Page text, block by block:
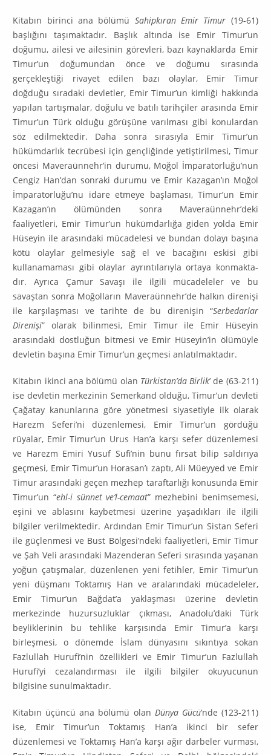
Kitabın birinci ana bölümü Sahipkıran Emir Timur (19-61)
başlığını taşı­mak­tadır. Başlık altında ise Emir Timur’un
doğumu, ailesi ve ailesinin görev­leri, bazı kaynaklarda Emir
Timur’un doğumundan önce ve doğumu sırasında
gerçekleş­tiği rivayet edilen bazı olaylar, Emir Timur
doğduğu sıradaki devletler, Emir Ti­mur’un kimliği hakkında
yapılan tartışmalar, doğulu ve batılı tarihçiler arasında Emir
Timur’un Türk olduğu görüşüne varılması gibi konu­lardan
söz edilmektedir. Daha sonra sırasıyla Emir Timur’un
hükümdarlık tecrübesi için gençliğinde yetiş­tirilmesi, Timur
öncesi Maveraünnehr’in du­rumu, Moğol İmparatorluğu’nun
Cen­giz Han’dan sonraki durumu ve Emir Kazagan’ın Moğol
İmparatorluğu’nu ida­re etmeye başlaması, Timur’un Emir
Kazagan’ın ölümünden sonra Mavera­ün­nehr’deki
faaliyetleri, Emir Timur’un hükümdarlığa giden yolda Emir
Hüseyin ile arasındaki mücadelesi ve bundan dolayı başına
kötü olaylar gelmesiyle sağ el ve bacağını eskisi gibi
kullanama­ması gibi olaylar ayrıntılarıyla ortaya konmakta­
dır. Ayrıca Çamur Savaşı ile ilgili mücadeleler ve bu
savaştan sonra Moğolların Ma­veraünnehr’de halkın direnişi
ile karşılaşması ve tarihte de bu direnişin “Serbedar­lar
Direnişi” ola­rak bilinmesi, Emir Timur ile Emir Hüseyin
arasındaki dostluğun bit­mesi ve Emir Hüseyin’in ölümüyle
devletin başına Emir Timur’un geçmesi anlatıl­maktadır.
Kitabın ikinci ana bölümü olan Türkistan’da Birlik’ de (63-211)
ise devletin merkezinin Semerkand olduğu, Timur’un devleti
Çağatay kanunlarına göre yönetmesi siyasetiyle ilk olarak
Harezm Seferi’ni düzenlemesi, Emir Timur’un gör­düğü
rüyalar, Emir Timur’un Urus Han’a karşı sefer düzenlemesi
ve Ha­rezm Emiri Yusuf Sufi’nin bunu fırsat bilip saldırıya
geçmesi, Emir Timur’un Horasan’ı zaptı, Ali Müeyyed ve Emir
Timur arasındaki geçen mezhep taraf­tarlığı konusun­da Emir
Timur’un “ehl-i sünnet ve’l-cemaat” mezhebini be­nim­semesi,
eşini ve ablasını kaybetmesi üzerine yaşadıkları ile ilgili
bilgiler verilmektedir. Ardından Emir Timur’un Sistan Seferi
ile güçlenmesi ve Bust Bölgesi’ndeki faaliyetleri, Emir Timur
ve Şah Veli arasındaki Mazenderan Seferi sırasında yaşanan
yoğun çatış­malar, düzenlenen yeni fetihler, Emir Timur’un
yeni düşmanı Toktamış Han ve aralarındaki mücadeleler,
Emir Ti­mur’un Bağdat’a yaklaşması üzerine devletin
merkezinde huzursuzluklar çıkması, Anadolu’daki Türk
beyliklerinin bu tehlike karşısında Emir Timur’a karşı
birleşmesi, o dönemde İslam dünyasını sıkıntıya sokan
Fazlullah Hu­rufi’nin özellikleri ve Emir Timur’un Fazlullah
Hurufi’yi ceza­lan­dırması ile ilgili bilgiler okuyucunun
bilgisine sunulmaktadır.
Kitabın üçüncü ana bölümü olan Dünya Gücü’nde (123-211)
ise, Emir Ti­mur’un Toktamış Han’a ikinci bir sefer
düzenlemesi ve Toktamış Han’a karşı ağır darbeler vurması,